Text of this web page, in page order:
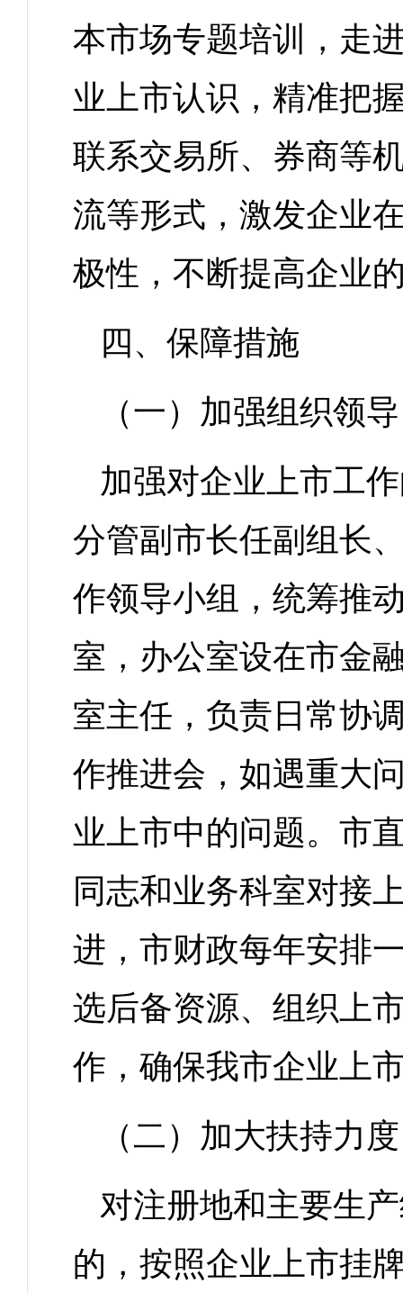
本市场专题培训，走
业上市认识，精准把
联系交易所、券商等
流等形式，激发企业
极性，不断提高企业
四、保障措施
（一）加强组织领
加强对企业上市工
分管副市长任副组长
作领导小组，统筹推
室，办公室设在市金
室主任，负责日常协
作推进会，如遇重大
业上市中的问题。市
同志和业务科室对接
进，市财政每年安排
选后备资源、组织上
作，确保我市企业上
（二）加大扶持力
对注册地和主要生
的，按照企业上市挂